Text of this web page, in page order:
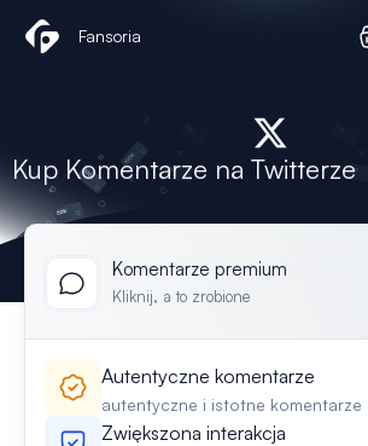
Fansoria
Kup Komentarze na Twitterze
Komentarze premium
Kliknij, a to zrobione
Autentyczne komentarze
autentyczne i istotne komentarze
Zwiększona interakcja